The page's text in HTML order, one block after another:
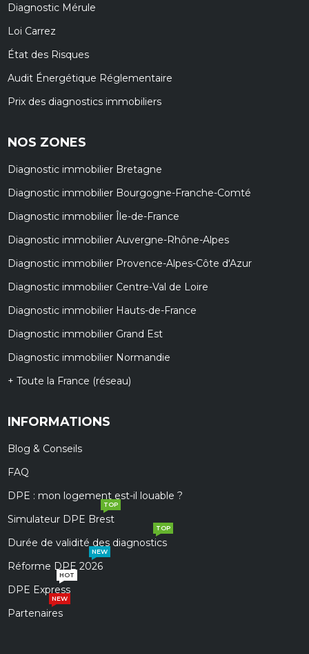
Diagnostic Mérule
Loi Carrez
État des Risques
Audit Énergétique Réglementaire
Prix des diagnostics immobiliers
NOS ZONES
Diagnostic immobilier Bretagne
Diagnostic immobilier Bourgogne-Franche-Comté
Diagnostic immobilier Île-de-France
Diagnostic immobilier Auvergne-Rhône-Alpes
Diagnostic immobilier Provence-Alpes-Côte d'Azur
Diagnostic immobilier Centre-Val de Loire
Diagnostic immobilier Hauts-de-France
Diagnostic immobilier Grand Est
Diagnostic immobilier Normandie
+ Toute la France (réseau)
INFORMATIONS
Blog & Conseils
FAQ
DPE : mon logement est-il louable ?
Simulateur DPE Brest
TOP
Durée de validité des diagnostics
TOP
Réforme DPE 2026
NEW
DPE Express
HOT
Partenaires
NEW